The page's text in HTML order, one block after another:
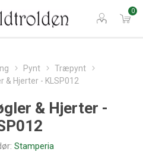
0
Pynt
Træpynt
& Hjerter - KLSP012
& Hjerter -
Stamperia